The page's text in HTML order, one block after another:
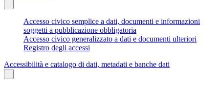
Accesso civico semplice a dati, documenti e informazioni
soggetti a pubblicazione obbligatoria
Accesso civico generalizzato a dati e documenti ulteriori
Registro degli accessi
Accessibilità e catalogo di dati, metadati e banche dati